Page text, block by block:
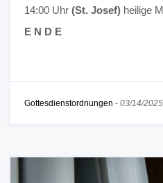
14:00 Uhr (St. Josef) heilige
E N D E
Gottesdienstordnungen - 03/14/2025